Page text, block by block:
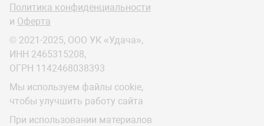
Политика конфиденциальности
и Оферта
© 2021-2025, ООО УК «Удача»,
ИНН 2465315208,
ОГРН 1142468038393
Мы используем файлы cookie,
чтобы улучшить работу сайта
При использовании материалов